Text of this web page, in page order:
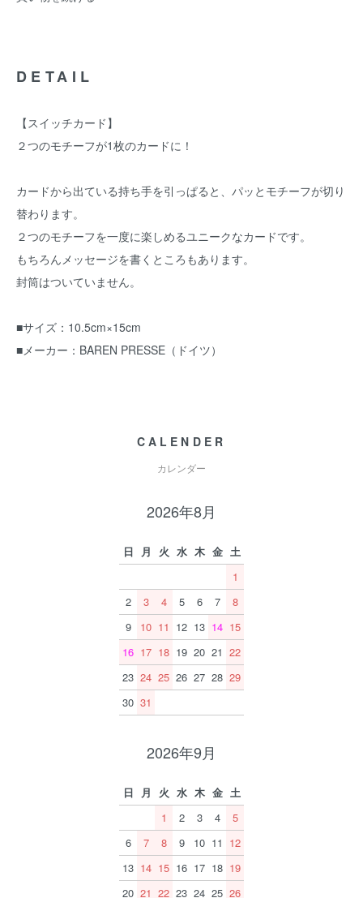
DETAIL
【スイッチカード】
２つのモチーフが1枚のカードに！
カードから出ている持ち手を引っぱると、パッとモチーフが切り
替わります。
２つのモチーフを一度に楽しめるユニークなカードです。
もちろんメッセージを書くところもあります。
封筒はついていません。
■サイズ：10.5cm×15cm
■メーカー：BAREN PRESSE（ドイツ）
CALENDER
カレンダー
2026年8月
日 月 火 水 木 金 土
1
2
3 4 5 6 7
8
9
10 11 12 13 14 15
16 17 18 19 20 21 22
23 24 25 26 27 28 29
30 31
2026年9月
日 月 火 水 木 金 土
1
2 3 4
5
6
7 8 9 10 11 12
13 14 15 16 17 18 19
20 21 22 23 24 25 26